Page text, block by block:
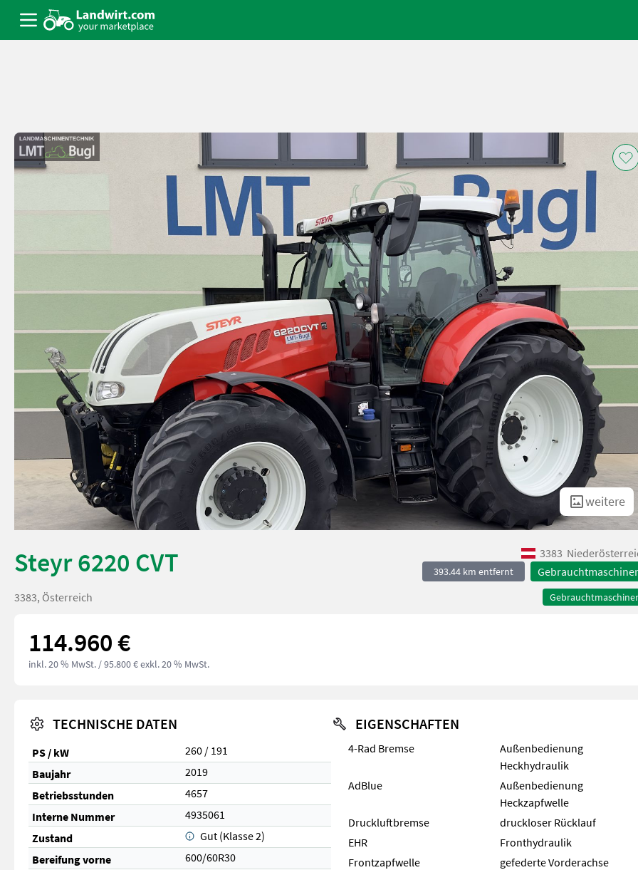
weitere
Steyr 6220 CVT 3383
393.44 km entfernt
3383, Österreich
114.960 €
inkl. 20 % MwSt. / 95.800 € exkl. 20 % MwSt.
TECHNISCHE DATEN
PS / kW
260 / 191
Baujahr
2019
Betriebsstunden
4657
Interne Nummer
4935061
Zustand
Gut (Klasse 2)
Bereifung vorne
600/60R30
EIGENSCHAFTEN
4-Rad Bremse
Außenbedienung
Heckhydraulik
AdBlue
Außenbedienung
Heckzapfwelle
Druckluftbremse
druckloser Rücklauf
EHR
Fronthydraulik
Frontzapfwelle
gefederte Vorderachse